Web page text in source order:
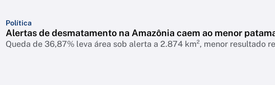
Política
Alertas de desmatamento na Amazônia caem ao menor
Queda de 36,87% leva área sob alerta a 2.874 km², menor resultado